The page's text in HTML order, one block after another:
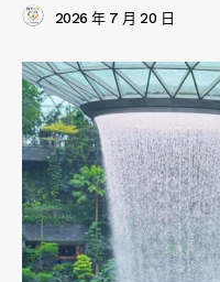
2026 年 7 月 20 日